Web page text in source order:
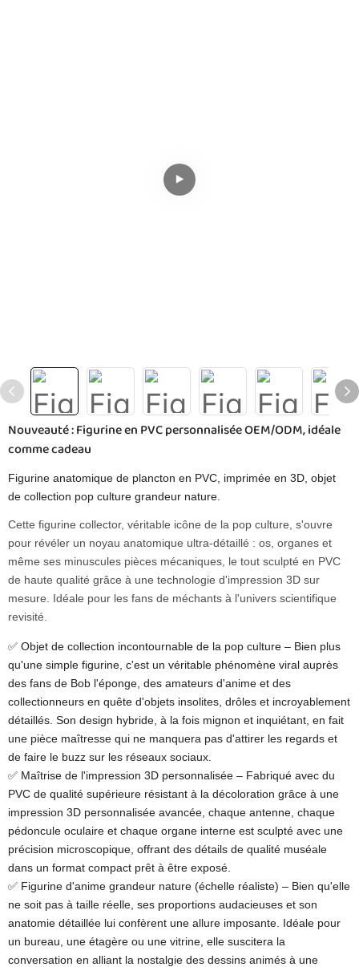
Nouveauté : Figurine en PVC personnalisée OEM/ODM, idéale
comme cadeau
Figurine anatomique de plancton en PVC, imprimée en 3D, objet
de collection pop culture grandeur nature.
Cette figurine collector, véritable icône de la pop culture, s'ouvre
pour révéler un noyau anatomique ultra-détaillé : os, organes et
même ses minuscules pièces mécaniques, le tout sculpté en PVC
de haute qualité grâce à une technologie d'impression 3D sur
mesure. Idéale pour les fans de méchants à l'univers scientifique
revisité.
✅ Objet de collection incontournable de la pop culture – Bien plus
qu'une simple figurine, c'est un véritable phénomène viral auprès
des fans de Bob l'éponge, des amateurs d'anime et des
collectionneurs en quête d'objets insolites, drôles et incroyablement
détaillés. Son design hybride, à la fois mignon et inquiétant, en fait
une pièce maîtresse qui ne manquera pas d'attirer les regards et
de faire le buzz sur les réseaux sociaux.
✅ Maîtrise de l'impression 3D personnalisée – Fabriqué avec du
PVC de qualité supérieure résistant à la décoloration grâce à une
impression 3D personnalisée avancée, chaque antenne, chaque
pédoncule oculaire et chaque organe interne est sculpté avec une
précision microscopique, offrant des détails de qualité muséale
dans un format compact prêt à être exposé.
✅ Figurine d'anime grandeur nature (échelle réaliste) – Bien qu'elle
ne soit pas à taille réelle, ses proportions audacieuses et son
anatomie détaillée lui confèrent une allure imposante. Idéale pour
un bureau, une étagère ou une vitrine, elle suscitera la
conversation en alliant la nostalgie des dessins animés à une